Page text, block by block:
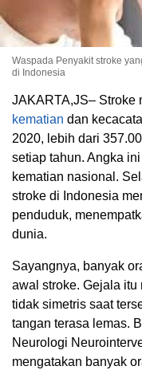
Waspada Penyakit stroke
di Indonesia
JAKARTA,JS– Stroke
kematian dan
2020, lebih dari
setiap tahun. Angka
kematian nasional.
stroke di Indonesia
penduduk,
dunia.
Sayangnya, banyak
awal stroke. Gejala
tidak simetris saat
tangan terasa lemas.
Neurologi
mengatakan banyak